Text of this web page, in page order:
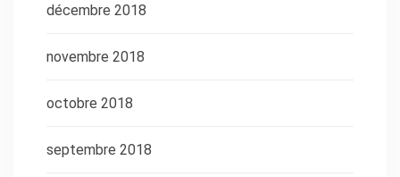
décembre 2018
novembre 2018
octobre 2018
septembre 2018